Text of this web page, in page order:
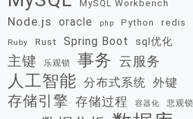
MySQL Workbench
Node.js oracle php Python redis
Ruby Rust Spring Boot sql优化
主键 乐观锁 事务 云服务
人工智能 分布式系统 外键
存储引擎 存储过程 容器化 悲观锁